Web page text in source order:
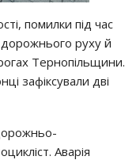
помилки під час
руху й
Тернопільщини.
зафіксували дві
Аварія